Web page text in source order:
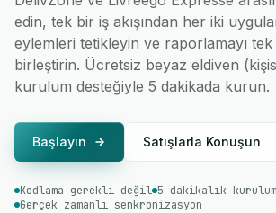
edin, tek bir iş akışından her iki
eylemleri tetikleyin ve raporlamayı
birleştirin. Ücretsiz beyaz eldiven
kurulum desteğiyle 5 dakikada kurun.
Başlayın Satışlarla Konuşun
Kodlama gerekli değil 5 dakikalık kurulum
Gerçek zamanlı senkronizasyon